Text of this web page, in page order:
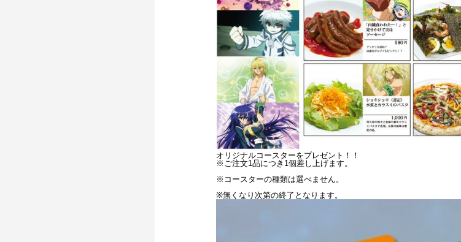
オリジナルコースターをプレゼント！！
※ご注文1品につき1個差し上げます。
※コースターの種類は選べません。
※無くなり次第の終了となります。